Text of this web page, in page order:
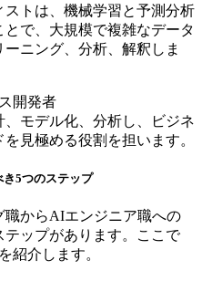
ストは、機械学習と予測分析
で、大規模で複雑なデータ
ニング、分析、解釈しま
開発者
モデル化、分析し、ビジネ
見極める役割を担います。
5つのステップ
職からAIエンジニア職への
ップがあります。ここで
紹介します。